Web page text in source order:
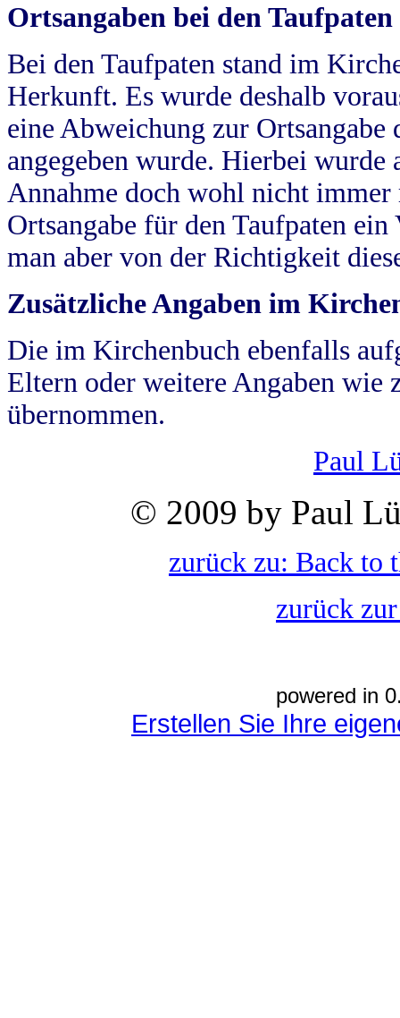
Ortsangaben bei den Taufpaten
Bei den Taufpaten stand im
Herkunft. Es wurde deshalb
eine Abweichung zur
angegeben wurde. Hierbei wurde
Annahme doch wohl nicht
Ortsangabe für den Taufpaten
man aber von der Richtigkeit
Zusätzliche Angaben im
Die im Kirchenbuch ebenfalls
Eltern oder weitere Angaben wie
übernommen.
Paul
© 2009 by Paul
zurück zu: Back to
zurück
powered in
Erstellen Sie Ihre